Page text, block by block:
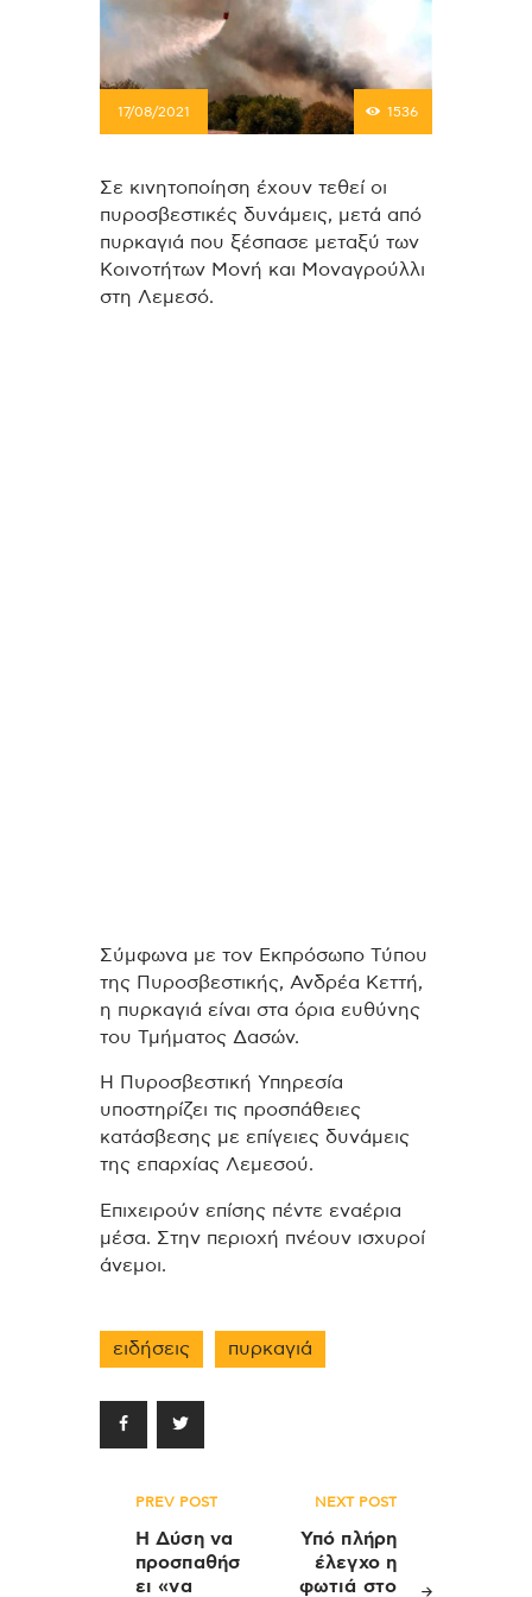
17/08/2021 1536
Σε κινητοποίηση έχουν τεθεί οι
πυροσβεστικές δυνάμεις, μετά από
πυρκαγιά που ξέσπασε μεταξύ των
Κοινοτήτων Μονή και Μοναγρούλλι
στη Λεμεσό.
Σύμφωνα με τον Εκπρόσωπο Τύπου
της Πυροσβεστικής, Ανδρέα Κεττή,
η πυρκαγιά είναι στα όρια ευθύνης
του Τμήματος Δασών.
Η Πυροσβεστική Υπηρεσία
υποστηρίζει τις προσπάθειες
κατάσβεσης με επίγειες δυνάμεις
της επαρχίας Λεμεσού.
Επιχειρούν επίσης πέντε εναέρια
μέσα. Στην περιοχή πνέουν ισχυροί
άνεμοι.
ειδήσεις πυρκαγιά
Πλοήγηση
άρθρων
PREV POST
Η Δύση να
προσπαθήσ
ει «να
NEXT POST
Υπό πλήρη
έλεγχο η
φωτιά στο